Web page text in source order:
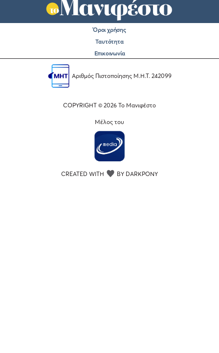
Όροι χρήσης
Ταυτότητα
Επικοινωνία
Αριθμός Πιστοποίησης Μ.Η.Τ. 242099
COPYRIGHT © 2026 Το Μανιφέστο
Μέλος του
CREATED WITH BY DARKPONY